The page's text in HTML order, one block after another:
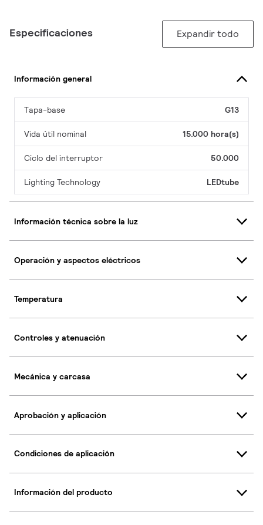
Especificaciones Expandir todo
Información general
Tapa-base G13
Vida útil nominal 15.000 hora(s)
Ciclo del interruptor 50.000
Lighting Technology LEDtube
Información técnica sobre la luz
Operación y aspectos eléctricos
Temperatura
Controles y atenuación
Mecánica y carcasa
Aprobación y aplicación
Condiciones de aplicación
Información del producto